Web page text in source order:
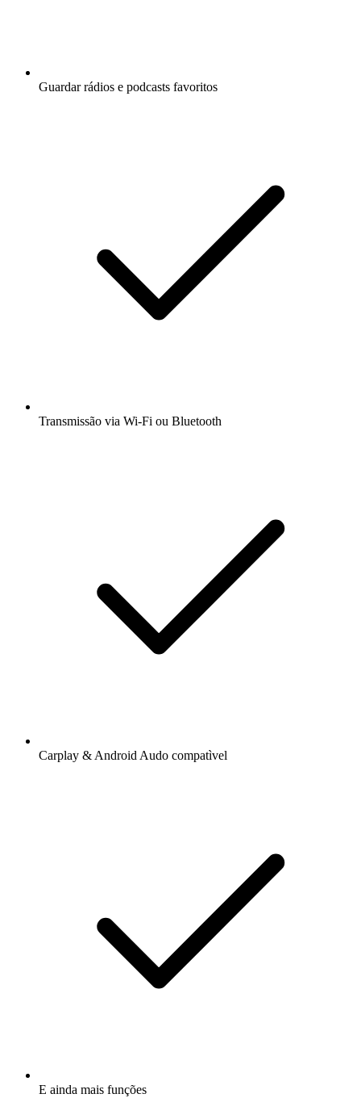
Guardar rádios e podcasts favoritos
Transmissão via Wi-Fi ou Bluetooth
Carplay & Android Audo compatìvel
E ainda mais funções